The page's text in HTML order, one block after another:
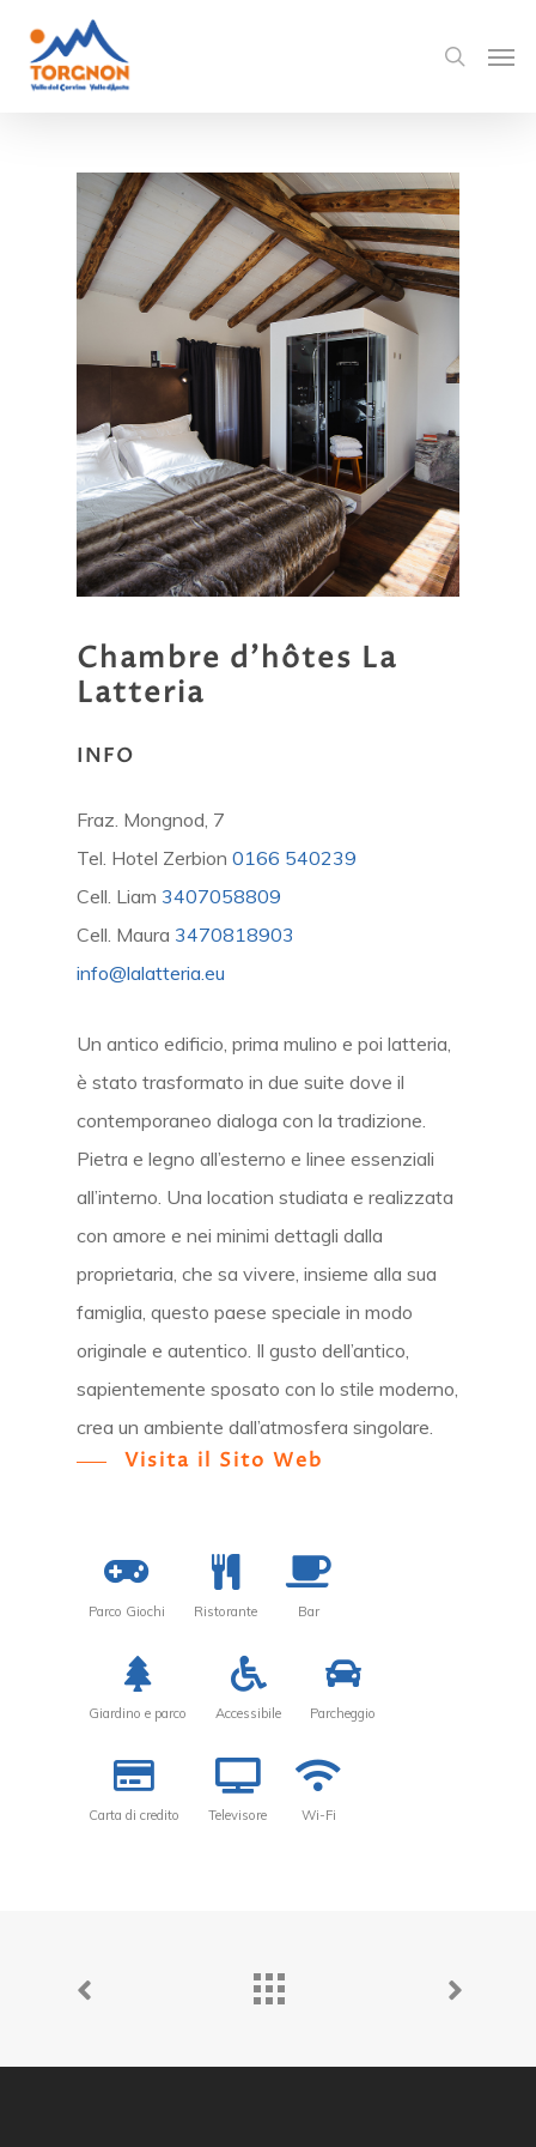
Chambre d'hôtes La
Latteria
INFO
Fraz. Mongnod, 7
Tel. Hotel Zerbion0166 540239
Cell. Liam 3407058809
Cell. Maura 3470818903
info@lalatteria.eu
Un antico edificio, prima mulino e poi latteria,
è stato trasformato in due suite dove il
contemporaneo dialoga con la tradizione.
Pietra e legno all’esterno e linee essenziali
all’interno. Una location studiata e realizzata
con amore e nei minimi dettagli dalla
proprietaria, che sa vivere, insieme alla sua
famiglia, questo paese speciale in modo
originale e autentico. Il gusto dell’antico,
sapientemente sposato con lo stile moderno,
crea un ambiente dall’atmosfera singolare.
Visita il Sito Web
Parco Giochi Ristorante Bar
Giardino e parco Accessibile Parcheggio
Carta di credito Televisore Wi-Fi